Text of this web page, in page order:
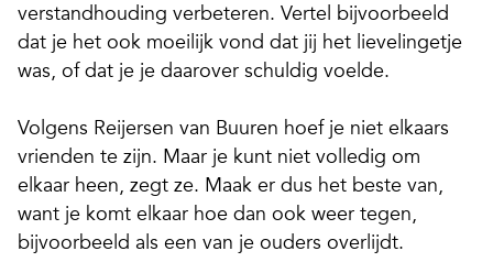
verstandhouding verbeteren. Vertel bijvoorbeeld
dat je het ook moeilijk vond dat jij het lievelingetje
was, of dat je je daarover schuldig voelde.
Volgens Reijersen van Buuren hoef je niet elkaars
vrienden te zijn. Maar je kunt niet volledig om
elkaar heen, zegt ze. Maak er dus het beste van,
want je komt elkaar hoe dan ook weer tegen,
bijvoorbeeld als een van je ouders overlijdt.